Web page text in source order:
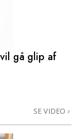
gå glip af
SE VIDEO